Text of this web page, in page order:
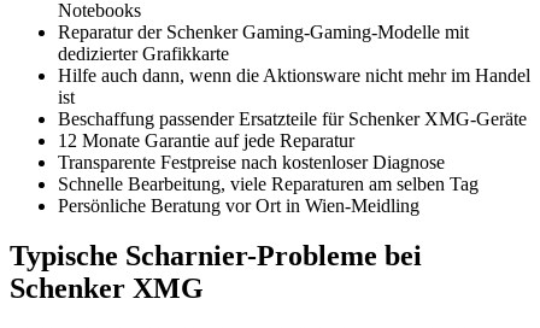
Notebooks
Reparatur der Schenker Gaming-Gaming-Modelle mit
dedizierter Grafikkarte
Hilfe auch dann, wenn die Aktionsware nicht mehr im Handel
ist
Beschaffung passender Ersatzteile für Schenker XMG-Geräte
12 Monate Garantie auf jede Reparatur
Transparente Festpreise nach kostenloser Diagnose
Schnelle Bearbeitung, viele Reparaturen am selben Tag
Persönliche Beratung vor Ort in Wien-Meidling
Typische Scharnier-Probleme bei
Schenker XMG